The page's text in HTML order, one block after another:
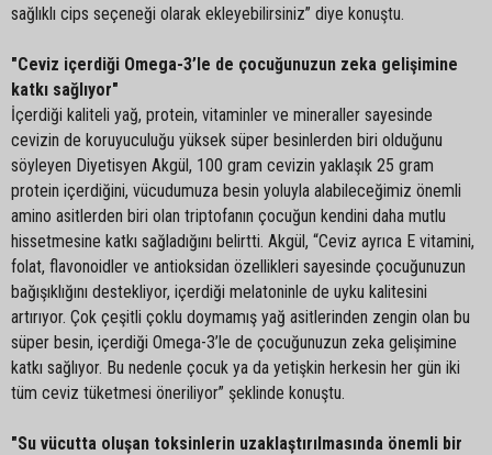
sağlıklı cips seçeneği olarak ekleyebilirsiniz” diye konuştu.
"Ceviz içerdiği Omega-3’le de çocuğunuzun zeka gelişimine
katkı sağlıyor"
İçerdiği kaliteli yağ, protein, vitaminler ve mineraller sayesinde
cevizin de koruyuculuğu yüksek süper besinlerden biri olduğunu
söyleyen Diyetisyen Akgül, 100 gram cevizin yaklaşık 25 gram
protein içerdiğini, vücudumuza besin yoluyla alabileceğimiz önemli
amino asitlerden biri olan triptofanın çocuğun kendini daha mutlu
hissetmesine katkı sağladığını belirtti. Akgül, “Ceviz ayrıca E vitamini,
folat, flavonoidler ve antioksidan özellikleri sayesinde çocuğunuzun
bağışıklığını destekliyor, içerdiği melatoninle de uyku kalitesini
artırıyor. Çok çeşitli çoklu doymamış yağ asitlerinden zengin olan bu
süper besin, içerdiği Omega-3’le de çocuğunuzun zeka gelişimine
katkı sağlıyor. Bu nedenle çocuk ya da yetişkin herkesin her gün iki
tüm ceviz tüketmesi öneriliyor” şeklinde konuştu.
"Su vücutta oluşan toksinlerin uzaklaştırılmasında önemli bir